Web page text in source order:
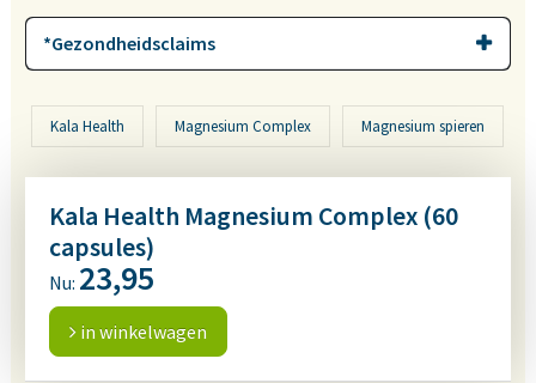
*Gezondheidsclaims
Kala Health Magnesium Complex Magnesium spieren
Kala Health Magnesium Complex (60
capsules)
Nu: 23,95
in winkelwagen